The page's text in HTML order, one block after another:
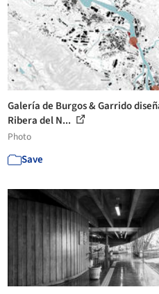
Galería de Burgos & Garrido
Ribera del N...
Photo
Save